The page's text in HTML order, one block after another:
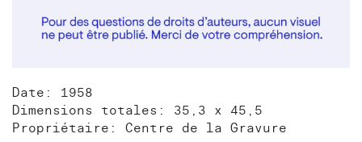
Date: 1958
Dimensions totales: 35,3 x 45,5
Propriétaire: Centre de la Gravure